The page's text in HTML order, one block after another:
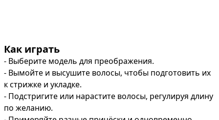
Как играть
- Выберите модель для преображения.
- Вымойте и высушите волосы, чтобы подготовить их
к стрижке и укладке.
- Подстригите или нарастите волосы, регулируя длину
по желанию.